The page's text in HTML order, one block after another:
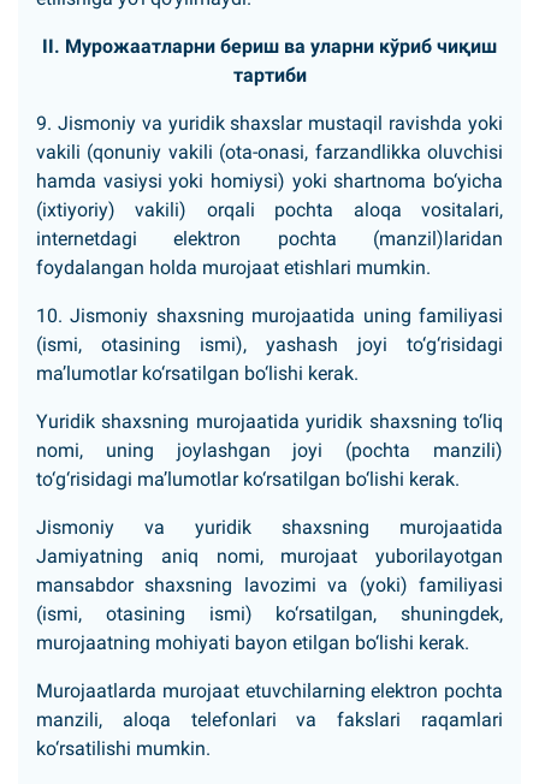
II. Мурожаатларни бериш ва уларни кўриб чиқиш
тартиби
9. Jismoniy va yuridik shaxslar mustaqil ravishda yoki
vakili (qonuniy vakili (ota-onasi, farzandlikka oluvchisi
hamda vasiysi yoki homiysi) yoki shartnoma bo‘yicha
(ixtiyoriy) vakili) orqali pochta aloqa vositalari,
internetdagi elektron pochta (manzil)laridan
foydalangan holda murojaat etishlari mumkin.
10. Jismoniy shaxsning murojaatida uning familiyasi
(ismi, otasining ismi), yashash joyi to‘g‘risidagi
ma’lumotlar ko‘rsatilgan bo‘lishi kerak.
Yuridik shaxsning murojaatida yuridik shaxsning to‘liq
nomi, uning joylashgan joyi (pochta manzili)
to‘g‘risidagi ma’lumotlar ko‘rsatilgan bo‘lishi kerak.
Jismoniy va yuridik shaxsning murojaatida
Jamiyatning aniq nomi, murojaat yuborilayotgan
mansabdor shaxsning lavozimi va (yoki) familiyasi
(ismi, otasining ismi) ko‘rsatilgan, shuningdek,
murojaatning mohiyati bayon etilgan bo‘lishi kerak.
Murojaatlarda murojaat etuvchilarning elektron pochta
manzili, aloqa telefonlari va fakslari raqamlari
ko‘rsatilishi mumkin.